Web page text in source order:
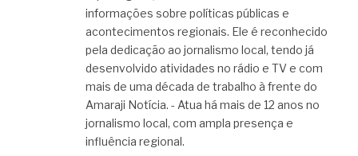
informações sobre políticas públicas e
acontecimentos regionais. Ele é reconhecido
pela dedicação ao jornalismo local, tendo já
desenvolvido atividades no rádio e TV e com
mais de uma década de trabalho à frente do
Amaraji Notícia. - Atua há mais de 12 anos no
jornalismo local, com ampla presença e
influência regional.